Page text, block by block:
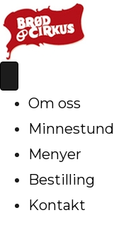
Om oss
Minnestund
Menyer
Bestilling
Kontakt